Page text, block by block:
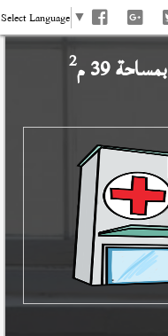
Select Language ▼
بمساحة 39 م 2